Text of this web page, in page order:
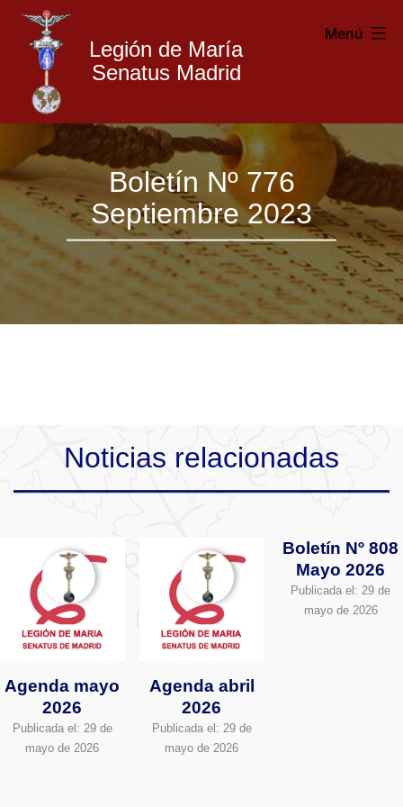
Legión de María
Senatus Madrid
Saltar
al
contenido
de
María
Madrid
Menú
Boletín Nº 776
Septiembre 2023
Noticias relacionadas
Agenda mayo
2026
Publicada el: 29 de
mayo de 2026
Agenda abril
2026
Publicada el: 29 de
mayo de 2026
Boletín Nº 808
Mayo 2026
Publicada el: 29 de
mayo de 2026